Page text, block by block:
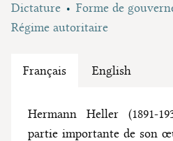
Dictature
Forme de
Régime autoritaire
Français English
Hermann Heller (1891-
partie importante de son